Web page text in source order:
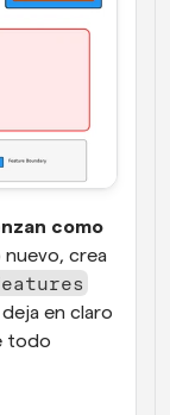
como
crea
en claro
todo